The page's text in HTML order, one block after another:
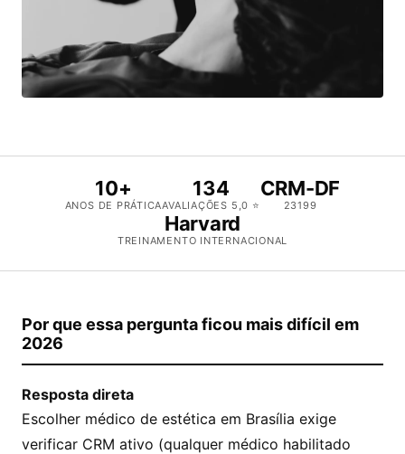
10+
ANOS DE PRÁTICA
134
AVALIAÇÕES 5,0 ⭐
CRM-DF
23199
Harvard
TREINAMENTO INTERNACIONAL
Por que essa pergunta ficou mais difícil em
2026
Resposta direta
Escolher médico de estética em Brasília exige
verificar CRM ativo (qualquer médico habilitado